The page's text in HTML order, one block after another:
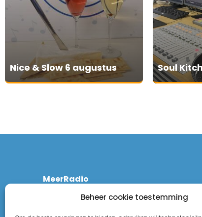
Beheer cookie toestemming
Nice & Slow 6 augustus Soul
MeerRadio
2131 CT Hoofddorp
(023) 55 55 900